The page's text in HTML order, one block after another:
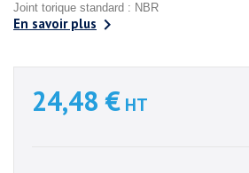
Joint torique standard : NBR
En savoir plus 
24,48 € HT